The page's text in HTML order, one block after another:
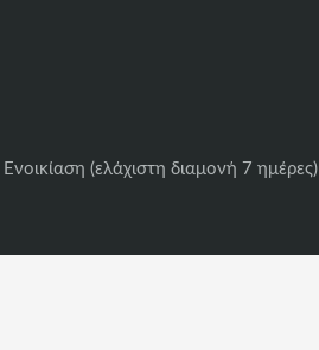
(ελάχιστη διαμονή 7 ημέρες)